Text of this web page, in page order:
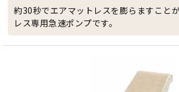
約30秒でエアマットレスを膨らますこと
レス専用急速ポンプです。